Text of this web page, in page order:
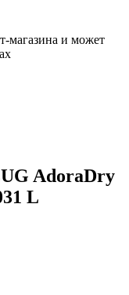
магазина и может
AdoraDry
L